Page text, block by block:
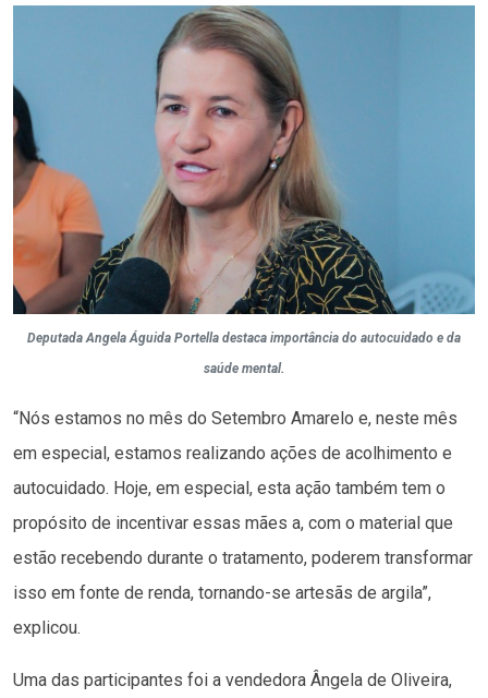
Deputada Angela Águida Portella destaca importância do autocuidado e da
saúde mental.
“Nós estamos no mês do Setembro Amarelo e, neste mês
em especial, estamos realizando ações de acolhimento e
autocuidado. Hoje, em especial, esta ação também tem o
propósito de incentivar essas mães a, com o material que
estão recebendo durante o tratamento, poderem transformar
isso em fonte de renda, tornando-se artesãs de argila”,
explicou.
Uma das participantes foi a vendedora Ângela de Oliveira,